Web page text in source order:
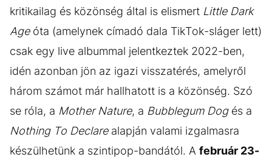
kritikailag és közönség által is elismert Little Dark
Ageóta (amelynek címadó dala TikTok-sláger lett)
csak egy live albummal jelentkeztek 2022-ben,
idén azonban jön az igazi visszatérés, amelyről
három számot már hallhatott is a közönség. Szó
se róla, a Mother Nature, a Bubblegum Dogés a
Nothing To Declare alapján valami izgalmasra
készülhetünk a szintipop-bandától. A február 23-